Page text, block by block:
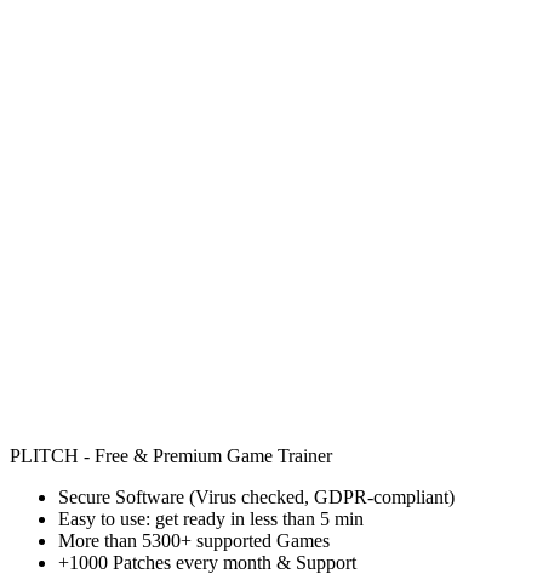
PLITCH - Free & Premium Game Trainer
Secure Software (Virus checked, GDPR-compliant)
Easy to use: get ready in less than 5 min
More than 5300+ supported Games
+1000 Patches every month & Support